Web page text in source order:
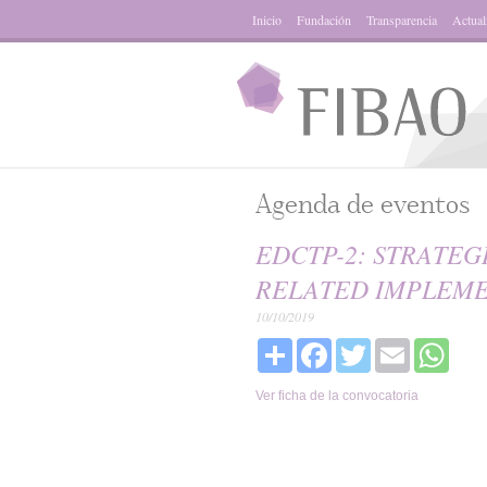
Inicio Fundación Transparencia
Agenda de eventos
EDCTP-2:
RELATED
10/10/2019
Share Facebook
Twitter Email
Ver ficha de la convocatoria